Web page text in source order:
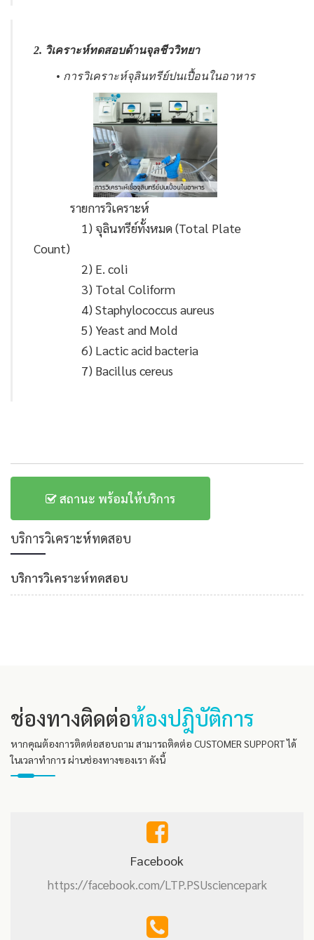
2. วิเคราะห์ทดสอบด้านจุลชีววิทยา
• การวิเคราะห์จุลินทรีย์ปนเปื้อนในอาหาร
รายการวิเคราะห์
1) จุลินทรีย์ทั้งหมด (Total Plate
Count)
2) E. coli
3) Total Coliform
4) Staphylococcus aureus
5) Yeast and Mold
6) Lactic acid bacteria
7) Bacillus cereus
สถานะ พร้อมให้บริการ
บริการวิเคราะห์ทดสอบ
บริการวิเคราะห์ทดสอบ
ช่องทางติดต่อห้องปฎิบัติการ
หากคุณต้องการติดต่อสอบถาม สามารถติดต่อ CUSTOMER SUPPORT ได้
ในเวลาทำการ ผ่านช่องทางของเรา ดังนี้
Facebook
https://facebook.com/LTP.PSUsciencepark